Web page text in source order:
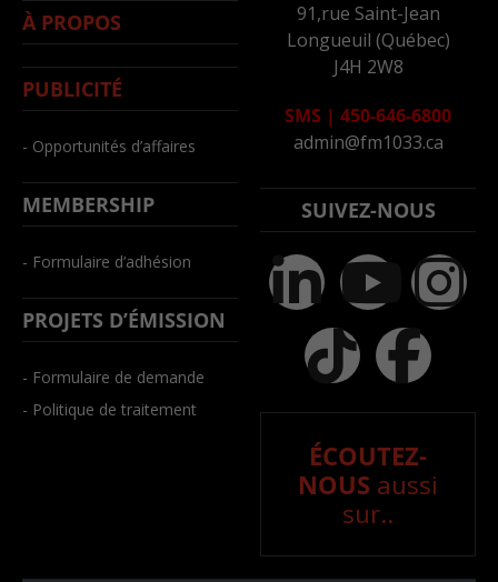
À PROPOS
PUBLICITÉ
- Opportunités d’affaires
MEMBERSHIP
- Formulaire d’adhésion
PROJETS D’ÉMISSION
- Formulaire de demande
- Politique de traitement
91,rue Saint-Jean
Longueuil (Québec)
J4H 2W8
SMS | 450-646-6800
admin@fm1033.ca
SUIVEZ-NOUS
ÉCOUTEZ-
NOUS aussi
sur..